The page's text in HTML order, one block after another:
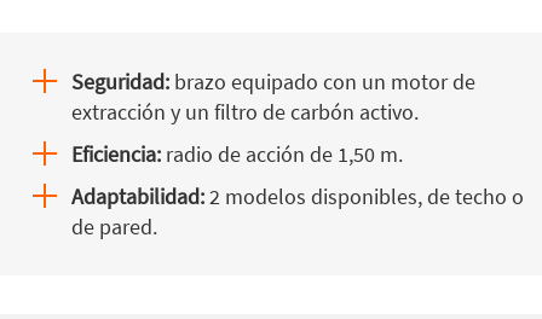
Seguridad: brazo equipado con un motor de
extracción y un filtro de carbón activo.
Eficiencia: radio de acción de 1,50 m.
Adaptabilidad:2 modelos disponibles, de techo o
de pared.